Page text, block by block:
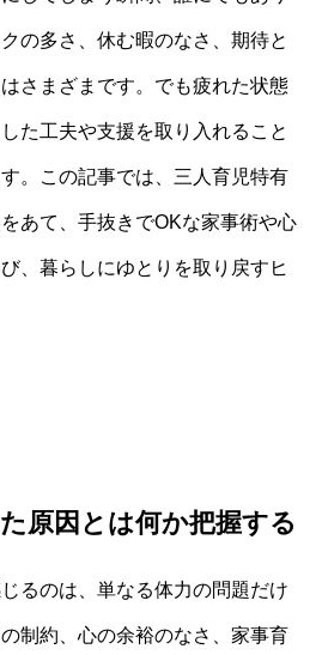
の多さ、休む暇のなさ、期待と
さまざまです。でも疲れた状態
た工夫や支援を取り入れること
。この記事では、三人育児特有
あて、手抜きでOKな家事術や心
、暮らしにゆとりを取り戻すヒ
原因とは何か把握する
るのは、単なる体力の問題だけ
制約、心の余裕のなさ、家事育